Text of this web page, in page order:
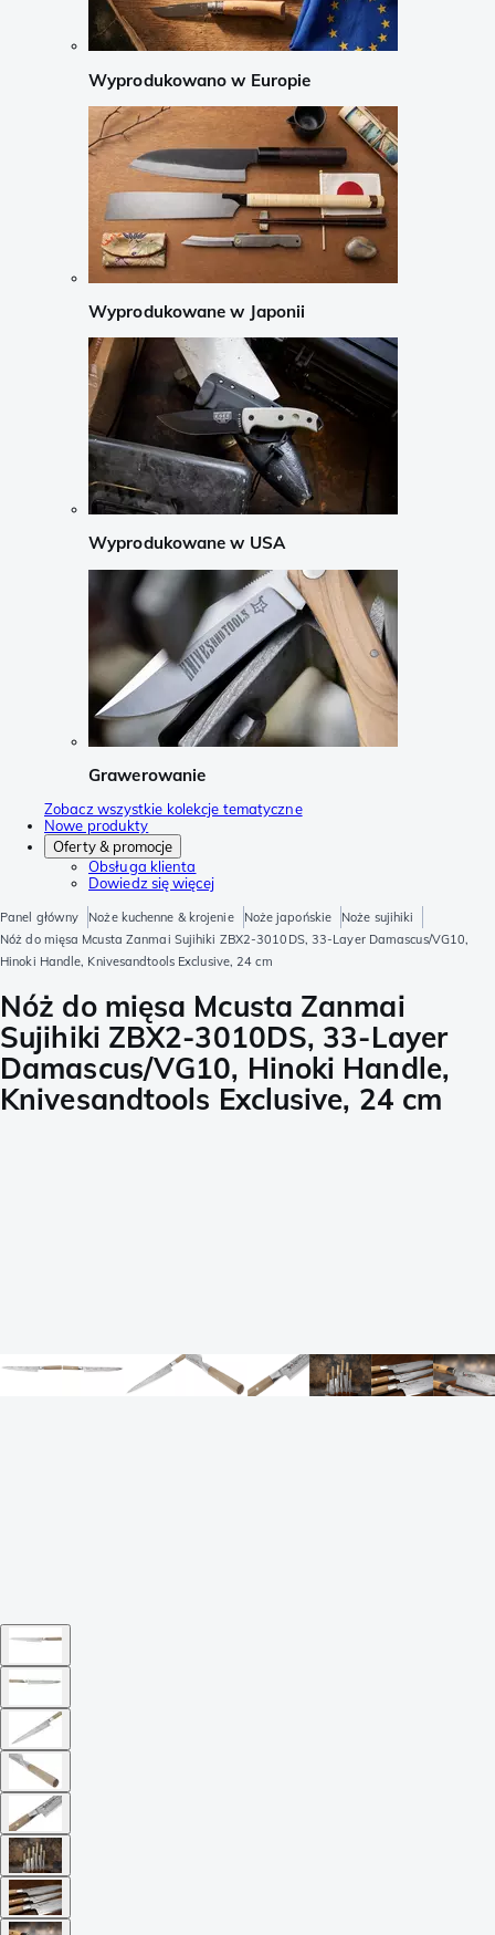
Wyprodukowano w Europie
Wyprodukowane w Japonii
Wyprodukowane w USA
Grawerowanie
Zobacz wszystkie kolekcje tematyczne
Nowe produkty
Oferty & promocje
Obsługa klienta
Dowiedz się więcej
Panel główny Noże kuchenne & krojenie Noże japońskie
Noże sujihiki
Nóż do mięsa Mcusta Zanmai Sujihiki ZBX2-3010DS, 33-Layer Damascus/VG10,
Hinoki Handle, Knivesandtools Exclusive, 24 cm
Nóż do mięsa Mcusta Zanmai
Sujihiki ZBX2-3010DS, 33-Layer
Damascus/VG10, Hinoki Handle,
Knivesandtools Exclusive, 24 cm